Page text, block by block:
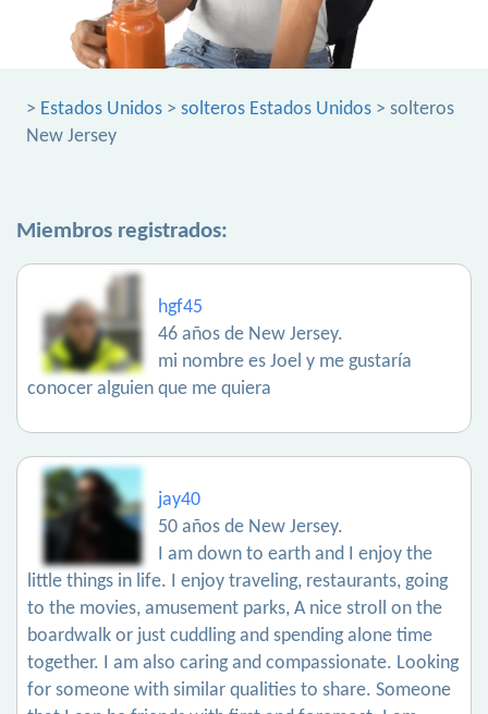
> Estados Unidos > solteros Estados Unidos > solteros
New Jersey
Miembros registrados:
hgf45
46 años de New Jersey.
mi nombre es Joel y me gustaría
conocer alguien que me quiera
jay40
50 años de New Jersey.
I am down to earth and I enjoy the
little things in life. I enjoy traveling, restaurants, going
to the movies, amusement parks, A nice stroll on the
boardwalk or just cuddling and spending alone time
together. I am also caring and compassionate. Looking
for someone with similar qualities to share. Someone